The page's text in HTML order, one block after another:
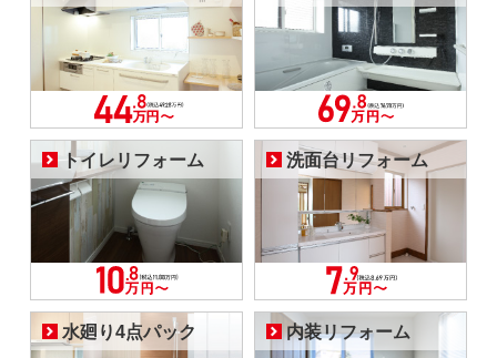
トイレリフォーム 洗面台リフォーム
水廻り4点パック 内装リフォーム